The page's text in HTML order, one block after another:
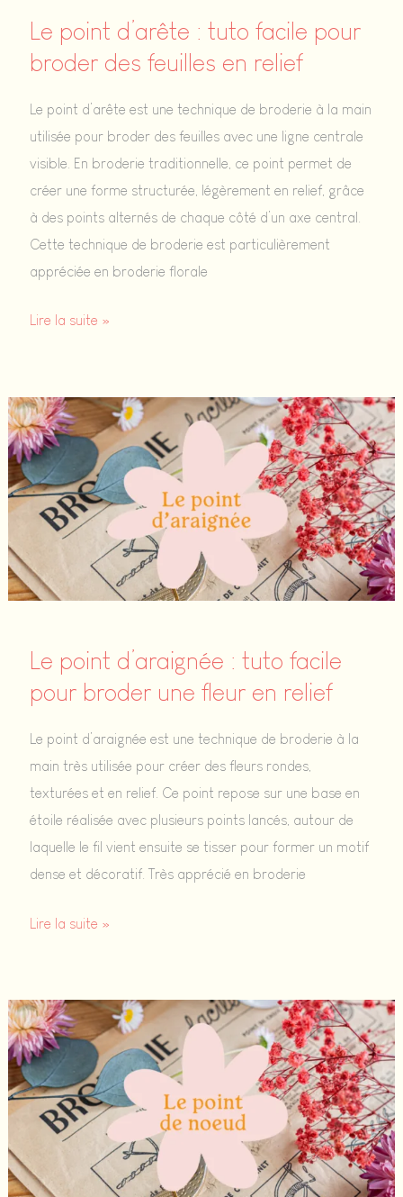
Le point d’arête : tuto facile pour
broder des feuilles en relief
Le point d’arête est une technique de broderie à la main
utilisée pour broder des feuilles avec une ligne centrale
visible. En broderie traditionnelle, ce point permet de
créer une forme structurée, légèrement en relief, grâce
à des points alternés de chaque côté d’un axe central.
Cette technique de broderie est particulièrement
appréciée en broderie florale
Le
:
tuto
facile
pour
broder
en
Lire la suite »
Le point d’araignée : tuto facile
pour broder une fleur en relief
Le point d’araignée est une technique de broderie à la
main très utilisée pour créer des fleurs rondes,
texturées et en relief. Ce point repose sur une base en
étoile réalisée avec plusieurs points lancés, autour de
laquelle le fil vient ensuite se tisser pour former un motif
dense et décoratif. Très apprécié en broderie
Le
:
tuto
facile
pour
broder
fleur
en
Lire la suite »